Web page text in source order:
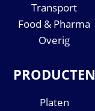
Transport
Food & Pharma
Overig
PRODUCTEN
Platen